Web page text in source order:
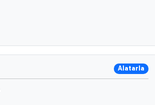
Alatarla